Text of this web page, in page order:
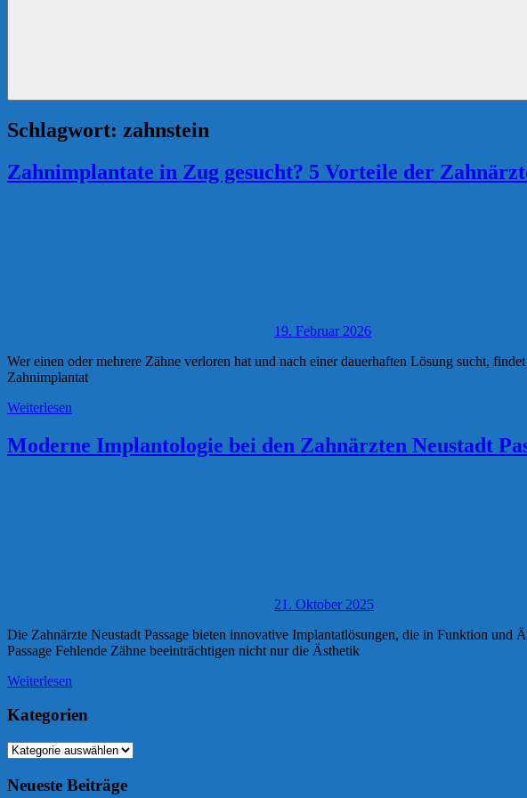
Schlagwort: zahnstein
Zahnimplantate in Zug gesucht? 5 Vorteile der
19. Februar 2026
Wer einen oder mehrere Zähne verloren hat und nach einer dauerhaften Lösung sucht,
Zahnimplantat
Weiterlesen
Moderne Implantologie bei den Zahnärzten Neustadt
21. Oktober 2025
Die Zahnärzte Neustadt Passage bieten innovative Implantatlösungen, die in Funktion
Passage Fehlende Zähne beeinträchtigen nicht nur die Ästhetik
Weiterlesen
Kategorien
Kategorien
Neueste Beiträge